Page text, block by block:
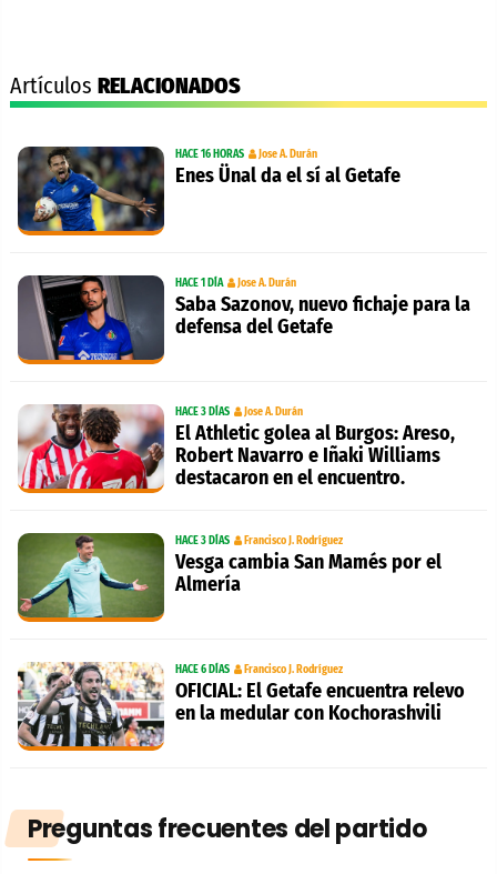
Artículos RELACIONADOS
HACE 16 HORAS Jose A. Durán
Enes Ünal da el sí al Getafe
HACE 1 DÍA Jose A. Durán
Saba Sazonov, nuevo fichaje para la
defensa del Getafe
HACE 3 DÍAS Jose A. Durán
El Athletic golea al Burgos: Areso,
Robert Navarro e Iñaki Williams
destacaron en el encuentro.
HACE 3 DÍAS Francisco J. Rodríguez
Vesga cambia San Mamés por el
Almería
HACE 6 DÍAS Francisco J. Rodríguez
OFICIAL: El Getafe encuentra relevo
en la medular con Kochorashvili
Preguntas frecuentes del partido